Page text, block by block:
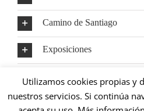
Camino de Santiago
Exposiciones
Mundo Rural
Utilizamos cookies propias y
nuestros servicios. Si continúa